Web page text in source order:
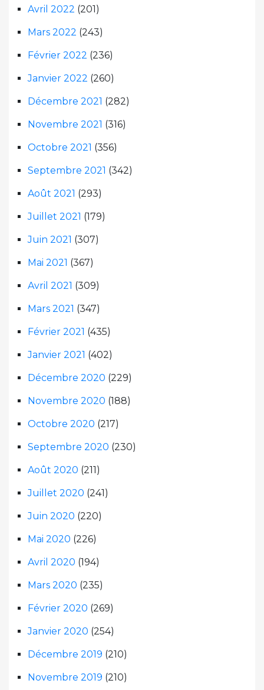
Avril 2022 (201)
Mars 2022 (243)
Février 2022 (236)
Janvier 2022 (260)
Décembre 2021 (282)
Novembre 2021 (316)
Octobre 2021 (356)
Septembre 2021 (342)
Août 2021 (293)
Juillet 2021 (179)
Juin 2021 (307)
Mai 2021 (367)
Avril 2021 (309)
Mars 2021 (347)
Février 2021 (435)
Janvier 2021 (402)
Décembre 2020 (229)
Novembre 2020 (188)
Octobre 2020 (217)
Septembre 2020 (230)
Août 2020 (211)
Juillet 2020 (241)
Juin 2020 (220)
Mai 2020 (226)
Avril 2020 (194)
Mars 2020 (235)
Février 2020 (269)
Janvier 2020 (254)
Décembre 2019 (210)
Novembre 2019 (210)